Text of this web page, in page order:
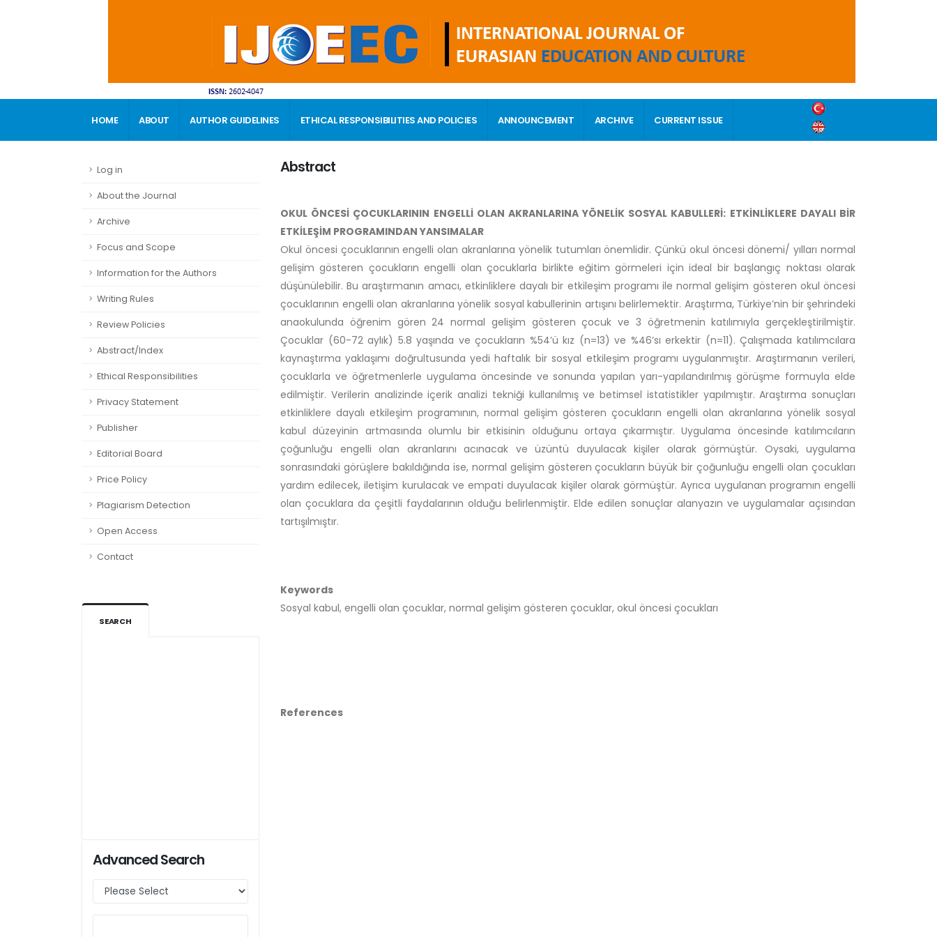
HOME ABOUT AUTHOR GUIDELINES ETHICAL RESPONSIBILITIES AND POLICIES ANNOUNCEMENT ARCHIVE CURRENT ISSUE
Log in
About the Journal
Archive
Focus and Scope
Information for the Authors
Writing Rules
Review Policies
Abstract/Index
Ethical Responsibilities
Privacy Statement
Publisher
Editorial Board
Price Policy
Plagiarism Detection
Open Access
Contact
SEARCH
Advanced Search
Abstract
OKUL ÖNCESİ ÇOCUKLARININ ENGELLİ OLAN AKRANLARINA YÖNELİK SOSYAL KABULLERİ: ETKİNLİKLERE DAYALI BİR
ETKİLEŞİM PROGRAMINDAN YANSIMALAR
Okul öncesi çocuklarının engelli olan akranlarına yönelik tutumları önemlidir. Çünkü okul öncesi dönemi/ yılları normal
gelişim gösteren çocukların engelli olan çocuklarla birlikte eğitim görmeleri için ideal bir başlangıç noktası olarak
düşünülebilir. Bu araştırmanın amacı, etkinliklere dayalı bir etkileşim programı ile normal gelişim gösteren okul öncesi
çocuklarının engelli olan akranlarına yönelik sosyal kabullerinin artışını belirlemektir. Araştırma, Türkiye’nin bir şehrindeki
anaokulunda öğrenim gören 24 normal gelişim gösteren çocuk ve 3 öğretmenin katılımıyla gerçekleştirilmiştir.
Çocuklar (60-72 aylık) 5.8 yaşında ve çocukların %54’ü kız (n=13) ve %46’sı erkektir (n=11). Çalışmada katılımcılara
kaynaştırma yaklaşımı doğrultusunda yedi haftalık bir sosyal etkileşim programı uygulanmıştır. Araştırmanın verileri,
çocuklarla ve öğretmenlerle uygulama öncesinde ve sonunda yapılan yarı-yapılandırılmış görüşme formuyla elde
edilmiştir. Verilerin analizinde içerik analizi tekniği kullanılmış ve betimsel istatistikler yapılmıştır. Araştırma sonuçları
etkinliklere dayalı etkileşim programının, normal gelişim gösteren çocukların engelli olan akranlarına yönelik sosyal
kabul düzeyinin artmasında olumlu bir etkisinin olduğunu ortaya çıkarmıştır. Uygulama öncesinde katılımcıların
çoğunluğu engelli olan akranlarını acınacak ve üzüntü duyulacak kişiler olarak görmüştür. Oysaki, uygulama
sonrasındaki görüşlere bakıldığında ise, normal gelişim gösteren çocukların büyük bir çoğunluğu engelli olan çocukları
yardım edilecek, iletişim kurulacak ve empati duyulacak kişiler olarak görmüştür. Ayrıca uygulanan programın engelli
olan çocuklara da çeşitli faydalarının olduğu belirlenmiştir. Elde edilen sonuçlar alanyazın ve uygulamalar açısından
tartışılmıştır.
Keywords
Sosyal kabul, engelli olan çocuklar, normal gelişim gösteren çocuklar, okul öncesi çocukları
References